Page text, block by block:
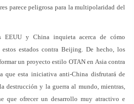
parece peligrosa para la multipolaridad del
EEUU y China inquieta acerca de cómo
estos estados contra Beijing. De hecho, los
un proyecto estilo OTAN en Asia contra
que esta iniciativa anti-China disfrutará de
destrucción y la guerra al mundo, mientras,
que ofrecer un desarrollo muy atractivo e